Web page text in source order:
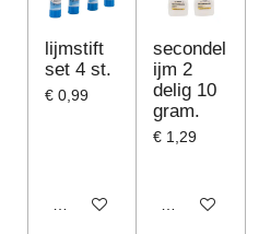
lijmstift
set 4 st.
€ 0,99
Houd mij op de hoogte
secondel
ijm 2
delig 10
gram.
€ 1,29
In winkelwagen